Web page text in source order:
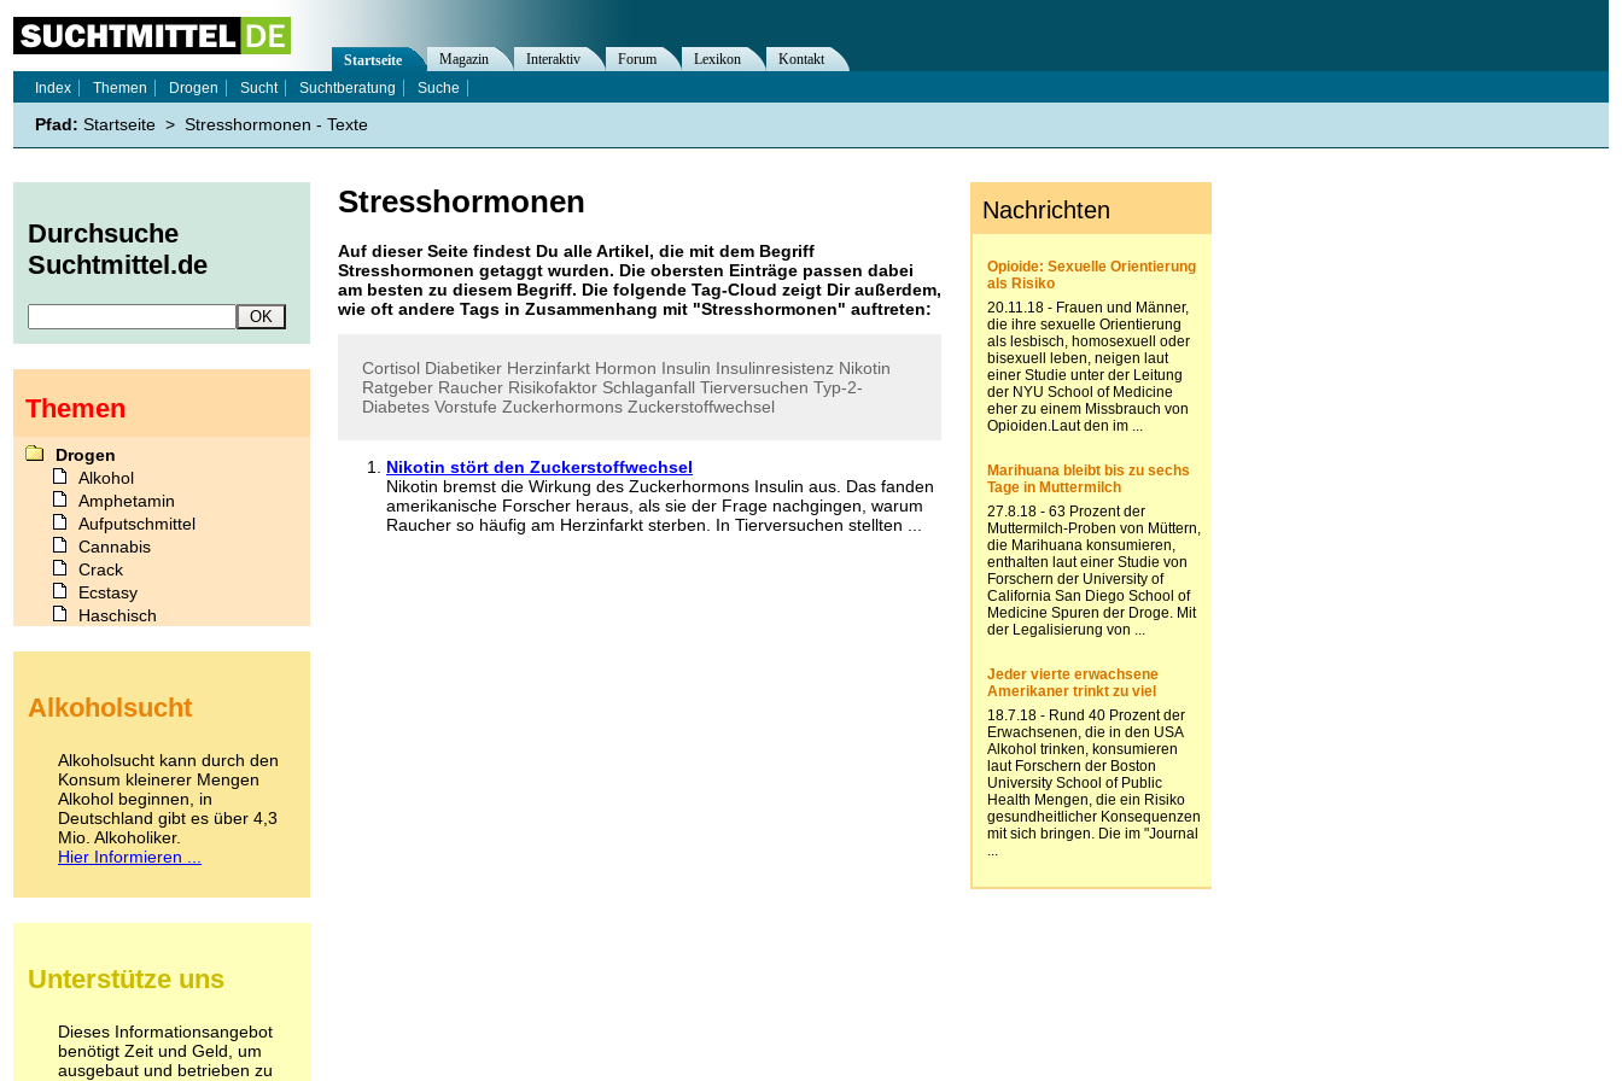
Stresshormonen
Auf dieser Seite findest Du alle Artikel, die mit dem Begriff
Stresshormonen getaggt wurden. Die obersten Einträge passen dabei
am besten zu diesem Begriff. Die folgende Tag-Cloud zeigt Dir außerdem,
wie oft andere Tags in Zusammenhang mit "Stresshormonen" auftreten:
Cortisol Diabetiker Herzinfarkt Hormon Insulin Insulinresistenz Nikotin
Ratgeber Raucher Risikofaktor Schlaganfall Tierversuchen Typ-2-
Diabetes Vorstufe Zuckerhormons Zuckerstoffwechsel
Nikotin stört den Zuckerstoffwechsel
Nikotin bremst die Wirkung des Zuckerhormons Insulin aus. Das fanden
amerikanische Forscher heraus, als sie der Frage nachgingen, warum
Raucher so häufig am Herzinfarkt sterben. In Tierversuchen stellten ...
Startseite Magazin Interaktiv Forum Lexikon
Kontakt
Index
Themen Drogen Sucht Suchtberatung Suche
Pfad: Startseite > Stresshormonen - Texte
Durchsuche
Suchtmittel.de
Themen
Drogen
Alkohol
Amphetamin
Aufputschmittel
Cannabis
Crack
Ecstasy
Haschisch
Kokain
LSD
Marihuana
Medikamente
Meskalin
Metamphetamin
Methadon
Pilze
Psychopharmaka
Schlafmittel
Schmerzmittel
Alkoholsucht
Alkoholsucht kann durch den
Konsum kleinerer Mengen
Alkohol beginnen, in
Deutschland gibt es über 4,3
Mio. Alkoholiker.
Hier Informieren ...
Unterstütze uns
Dieses Informationsangebot
benötigt Zeit und Geld, um
ausgebaut und betrieben zu